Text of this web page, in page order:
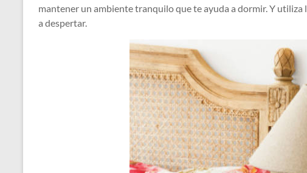
mantener un ambiente tranquilo que te ayuda a dormir. Y utiliza
a despertar.